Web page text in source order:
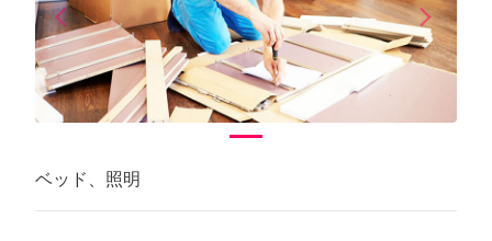
arrow_back_iosPrevious arrow_forward_iosNext
ベッド、照明